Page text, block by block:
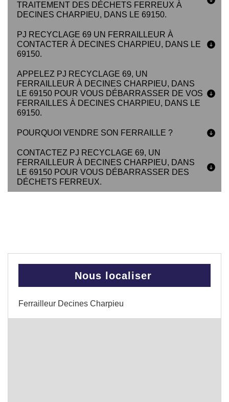
TRAITEMENT DES DÉCHETS FERREUX À
DECINES CHARPIEU, DANS LE 69150.
PJ RECYCLAGE 69 UN FERRAILLEUR À
CONTACTER À DECINES CHARPIEU, DANS LE
69150.
APPELEZ PJ RECYCLAGE 69, UN
FERRAILLEUR À DECINES CHARPIEU, DANS
LE 69150 POUR VOUS DÉBARRASSER DE VOS
FERRAILLES À DECINES CHARPIEU, DANS LE
69150.
POURQUOI VENDRE SON FERRAILLE ?
CONTACTEZ PJ RECYCLAGE 69, UN
FERRAILLEUR À DECINES CHARPIEU, DANS
LE 69150 POUR VOUS DÉBARRASSER DES
DÉCHETS FERREUX.
Nous localiser
Ferrailleur Decines Charpieu